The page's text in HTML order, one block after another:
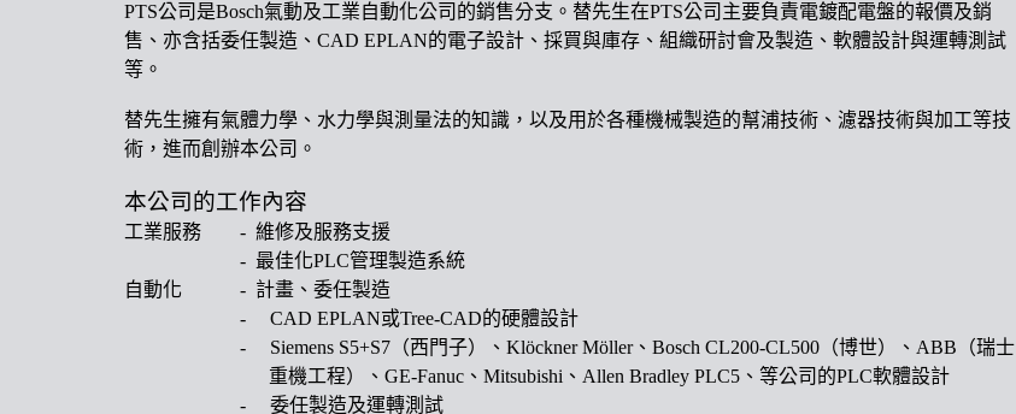
PTS公司是Bosch氣動及工業自動化公司的銷售分支。替先生在PTS公司主要負責電鍍配電盤的報價及銷
售、亦含括委任製造、 CAD EPLAN的電子設計、採買與庫存、組織研討會及製造、軟體設計與運轉測試
等。
替先生擁有氣體力學、水力學與測量法的知識，以及用於各種機械製造的幫浦技術、濾器技術與加工等技
術，進而創辦本公司。
本公司的工作內容
工業服務 - 維修及服務支援
- 最佳化PLC管理製造系統
自動化
- 計畫、委任製造
-
CAD EPLAN或Tree-CAD的硬體設計
-
Siemens S5+S7 （西門子）、 Klöckner Möller、 Bosch CL200-CL500 （博世）、 ABB （瑞士
重機工程）、 GE-Fanuc 、 Mitsubishi 、 Allen Bradley PLC5 、等公司的PLC軟體設計
-
委任製造及運轉測試